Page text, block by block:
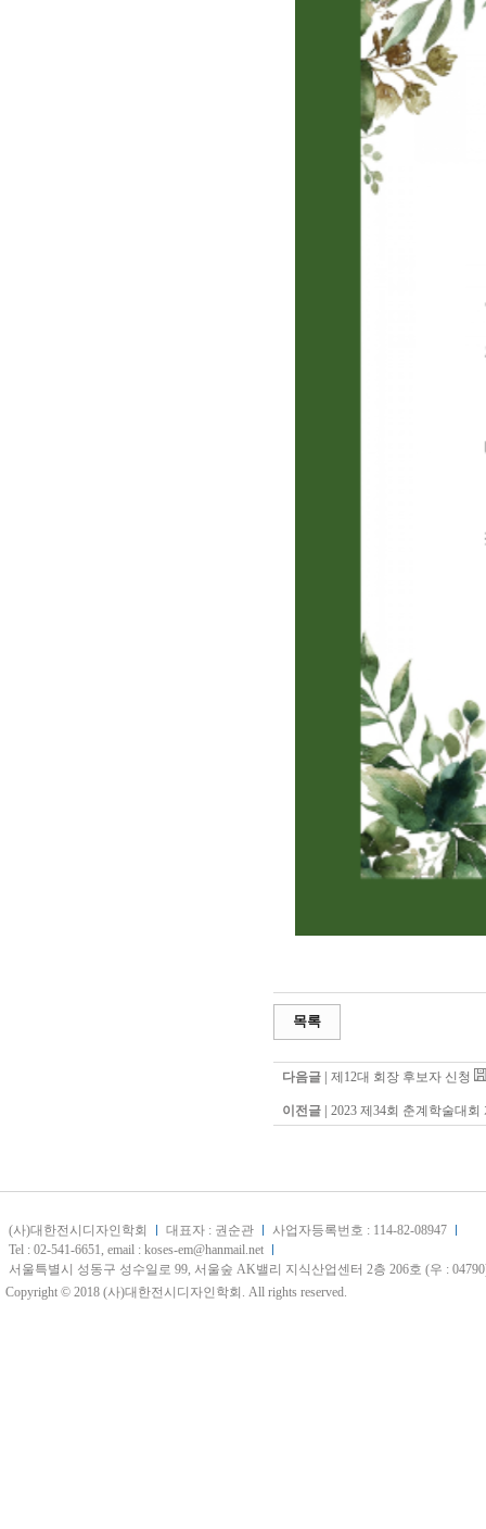
목록
다음글 | 제12대 회장 후보자 신청
이전글 | 2023 제34회 춘계학술대회
(사)대한전시디자인학회 대표자 : 권순관
사업자등록번호 : 114-82-08947
Tel : 02-541-6651, email : koses-em@hanmail.net
서울특별시 성동구 성수일로 99, 서울숲 AK밸리 지식산업센터 2층 206호 (우 :
Copyright © 2018 (사)대한전시디자인학회. All rights reserved.